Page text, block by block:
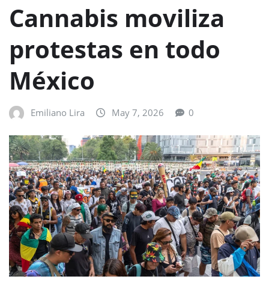
Cannabis moviliza
protestas en todo
México
Emiliano Lira May 7, 2026 0